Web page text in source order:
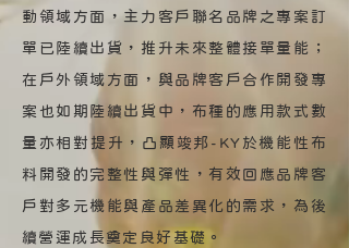
動領域方面，主力客戶聯名品牌之專案訂
單已陸續出貨，推升未來整體接單量能；
在戶外領域方面，與品牌客戶合作開發專
案也如期陸續出貨中，布種的應用款式數
量亦相對提升，凸顯竣邦-KY於機能性布
料開發的完整性與彈性，有效回應品牌客
戶對多元機能與產品差異化的需求，為後
續營運成長奠定良好基礎。